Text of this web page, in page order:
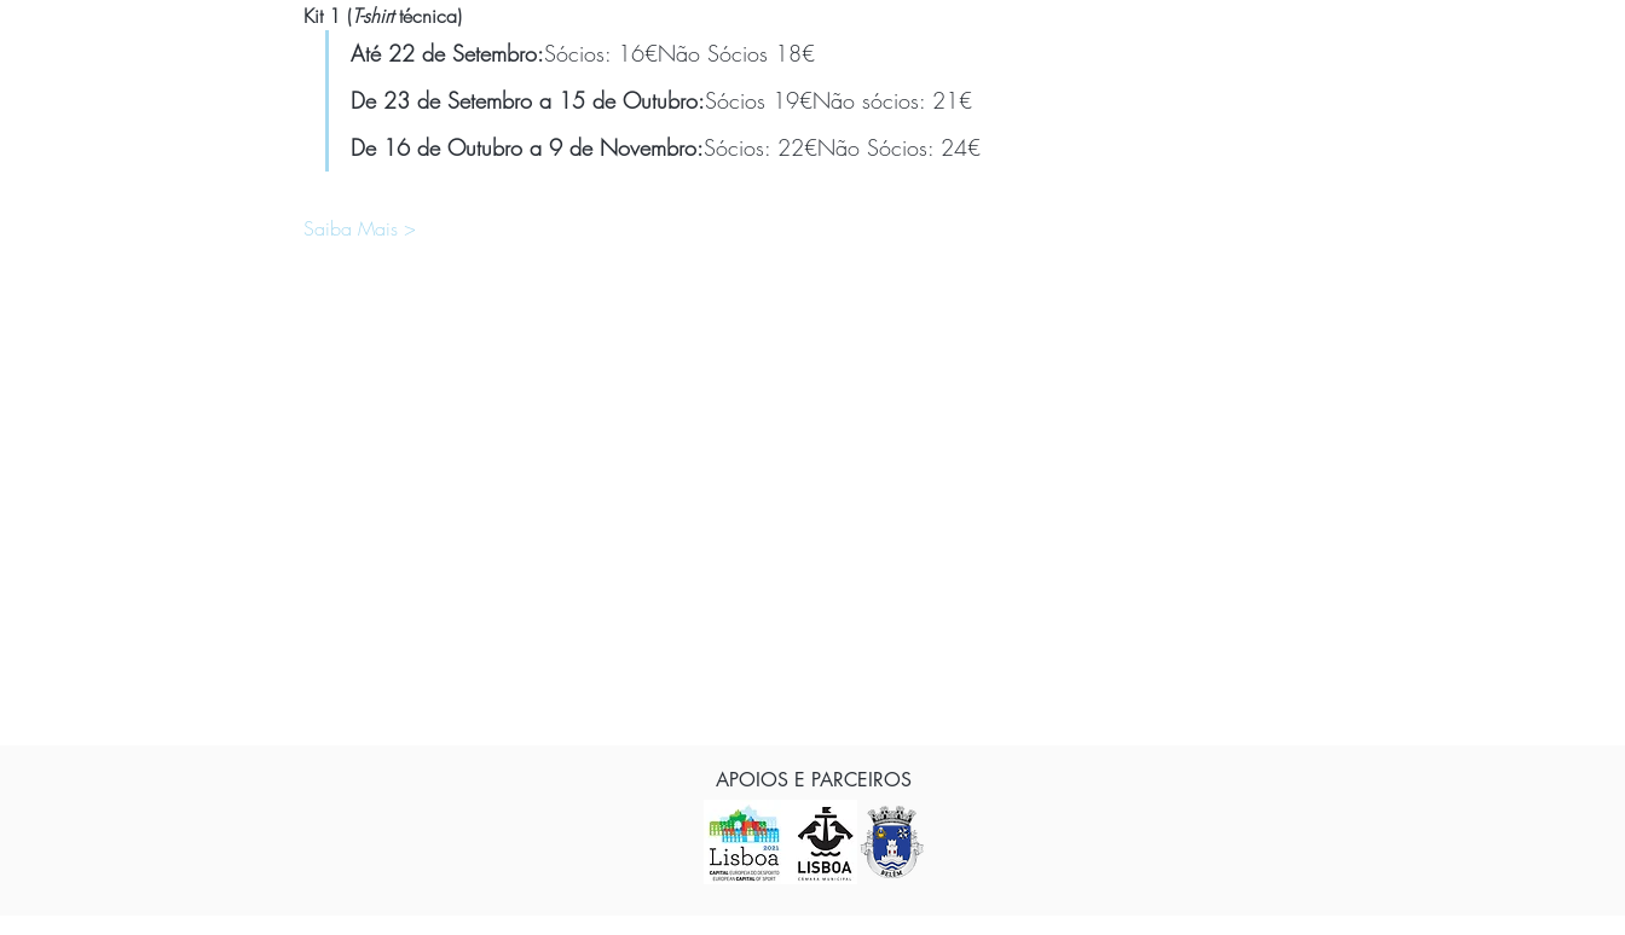
Kit 1 (T-shirt técnica)
Até 22 de Setembro:Sócios: 16€Não Sócios 18€
De 23 de Setembro a 15 de Outubro:Sócios 19€Não sócios: 21€
De 16 de Outubro a 9 de Novembro:Sócios: 22€Não Sócios: 24€
Saiba Mais >
APOIOS E PARCEIROS